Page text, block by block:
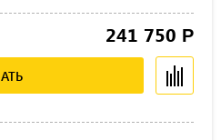
241 750 Р